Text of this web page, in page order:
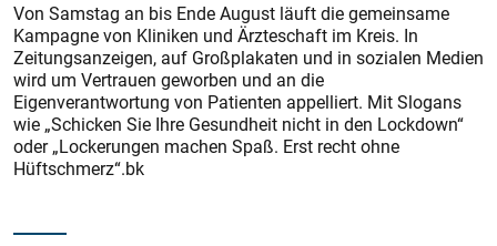
Von Samstag an bis Ende August läuft die gemeinsame
Kampagne von Kliniken und Ärzteschaft im Kreis. In
Zeitungsanzeigen, auf Großplakaten und in sozialen Medien
wird um Vertrauen geworben und an die
Eigenverantwortung von Patienten appelliert. Mit Slogans
wie „Schicken Sie Ihre Gesundheit nicht in den Lockdown“
oder „Lockerungen machen Spaß. Erst recht ohne
Hüftschmerz“.bk